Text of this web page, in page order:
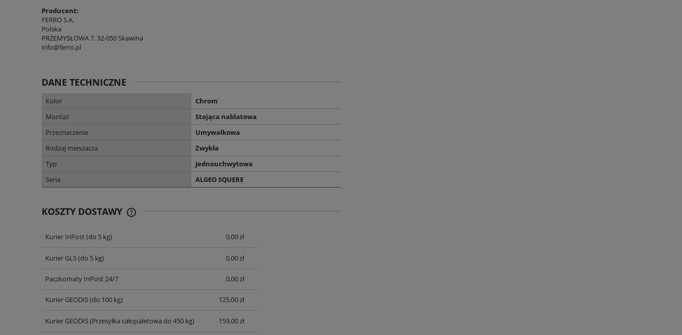
Producent:
FERRO S.A.
Polska
PRZEMYSŁOWA 7, 32-050 Skawina
info@ferro.pl
DANE TECHNICZNE
Kolor
Chrom
Montaż
Stojąca nablatowa
Przeznaczenie
Umywalkowa
Rodzaj mieszacza
Zwykła
Typ
Jednouchwytowa
Seria
ALGEO SQUERE
KOSZTY DOSTAWY
CENA NIE ZAWIERA EWENTUALNYCH
Kurier InPost(do 5 kg) 0,00 zł
Kurier GLS(do 5 kg) 0,00 zł
Paczkomaty InPost 24/7 0,00 zł
Kurier GEODIS(do 100 kg) 125,00 zł
Kurier GEODIS(Przesyłka całopaletowa do 450 kg) 159,00 zł